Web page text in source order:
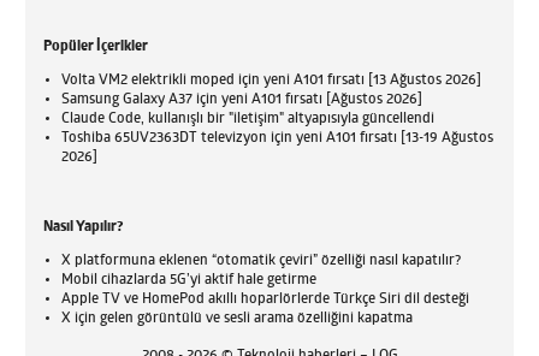
Popüler İçerikler
Volta VM2 elektrikli moped için yeni A101 fırsatı [13 Ağustos 2026]
Samsung Galaxy A37 için yeni A101 fırsatı [Ağustos 2026]
Claude Code, kullanışlı bir "iletişim" altyapısıyla güncellendi
Toshiba 65UV2363DT televizyon için yeni A101 fırsatı [13-19 Ağustos
2026]
Nasıl Yapılır?
X platformuna eklenen “otomatik çeviri” özelliği nasıl kapatılır?
Mobil cihazlarda 5G’yi aktif hale getirme
Apple TV ve HomePod akıllı hoparlörlerde Türkçe Siri dil desteği
X için gelen görüntülü ve sesli arama özelliğini kapatma